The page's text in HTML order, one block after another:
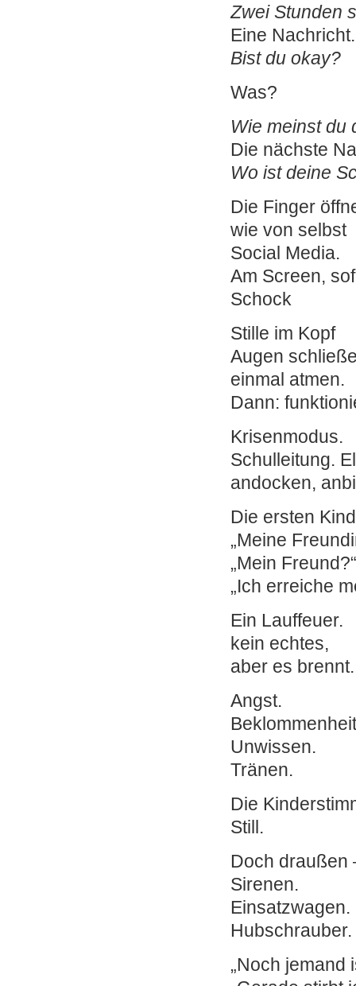
Zwei Stunden
Eine Nachricht.
Bist du okay?
Was?
Wie meinst du
Die nächste
Wo ist deine
Die Finger
wie von selbst
Social Media.
Am Screen,
Schock
Stille im Kopf
Augen
einmal atmen.
Dann:
Krisenmodus.
Schulleitung.
andocken,
Die ersten
„Meine
„Mein Freund?“
„Ich erreiche
Ein Lauffeuer.
kein echtes,
aber es brennt.
Angst.
Unwissen.
Tränen.
Die
Still.
Doch draußen
Sirenen.
Einsatzwagen.
Hubschrauber.
„Noch jemand